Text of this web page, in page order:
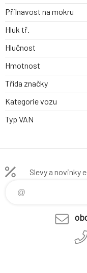
Přilnavost na mokru
Hluk tř.
Hlučnost
Hmotnost
Třída značky
Kategorie vozu
Typ VAN
Slevy a novinky